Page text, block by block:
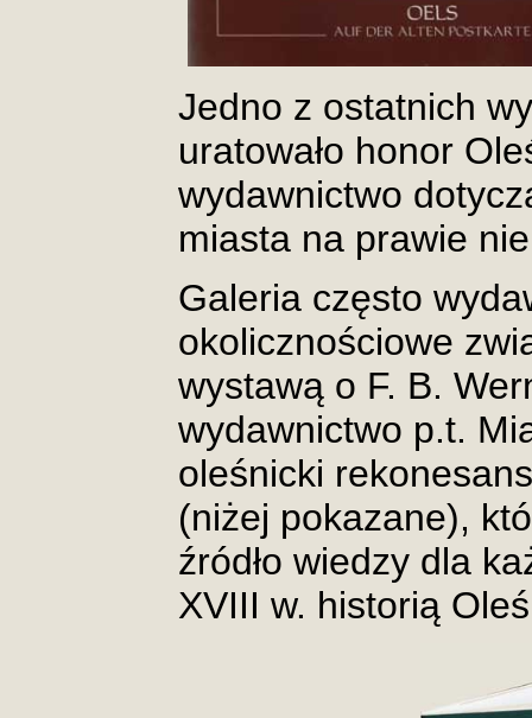
Jedno z ostatnich
uratowało honor
wydawnictwo
miasta na prawie
Galeria często
okolicznościowe
wystawą o F. B.
wydawnictwo p.t.
oleśnicki
(niżej pokazane),
źródło wiedzy dla
XVIII w. historią